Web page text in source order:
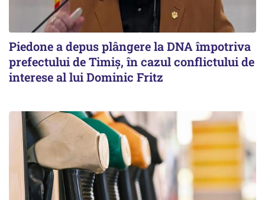
Piedone a depus plângere la DNA împotriva
prefectului de Timiș, în cazul conflictului de
interese al lui Dominic Fritz